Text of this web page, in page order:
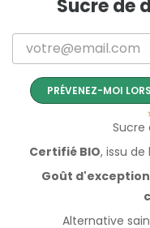
Sucre de
PRÉVENEZ-MOI
Sucre
Certifié BIO, issu
Goût
Alternative